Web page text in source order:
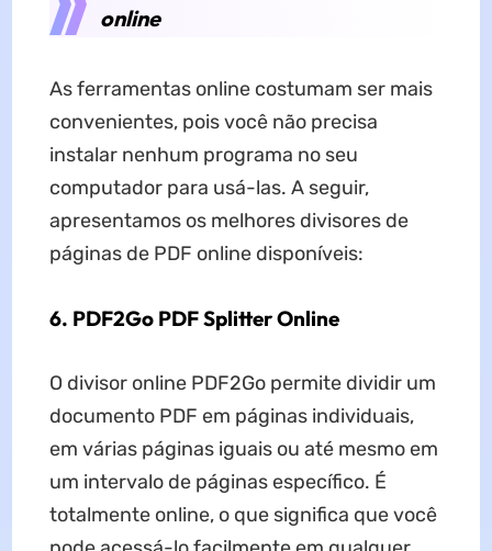
online
As ferramentas online costumam ser mais
convenientes, pois você não precisa
instalar nenhum programa no seu
computador para usá-las. A seguir,
apresentamos os melhores divisores de
páginas de PDF online disponíveis:
6. PDF2Go PDF Splitter Online
O divisor online PDF2Go permite dividir um
documento PDF em páginas individuais,
em várias páginas iguais ou até mesmo em
um intervalo de páginas específico. É
totalmente online, o que significa que você